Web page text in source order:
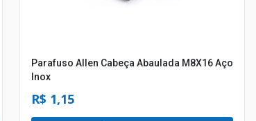
Parafuso Allen Cabeça Abaulada M8X16 Aço
Inox
R$ 1,15